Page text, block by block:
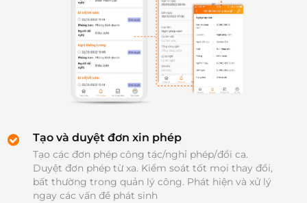
Tạo và duyệt đơn xin phép
Tạo các đơn phép công tác/nghỉ phép/đổi ca.
Duyệt đơn phép từ xa. Kiểm soát tốt mọi thay đổi,
bất thường trong quản lý công. Phát hiện và xử lý
ngay các vấn đề phát sinh